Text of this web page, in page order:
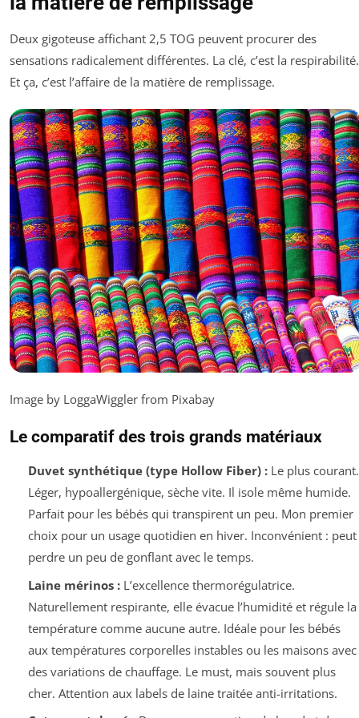
Deux gigoteuse affichant 2,5 TOG peuvent procurer des
sensations radicalement différentes. La clé, c’est la respirabilité.
Et ça, c’est l’affaire de la matière de remplissage.
Image by LoggaWiggler from Pixabay
Le comparatif des trois grands matériaux
Duvet synthétique (type Hollow Fiber) :Le plus courant.
Léger, hypoallergénique, sèche vite. Il isole même humide.
Parfait pour les bébés qui transpirent un peu. Mon premier
choix pour un usage quotidien en hiver. Inconvénient : peut
perdre un peu de gonflant avec le temps.
Laine mérinos :L’excellence thermorégulatrice.
Naturellement respirante, elle évacue l’humidité et régule la
température comme aucune autre. Idéale pour les bébés
aux températures corporelles instables ou les maisons avec
des variations de chauffage. Le must, mais souvent plus
cher. Attention aux labels de laine traitée anti-irritations.